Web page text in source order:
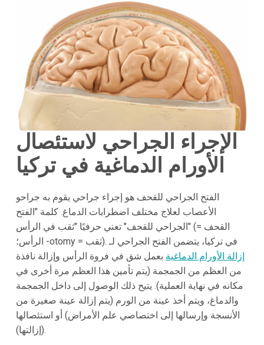
الإجراء الجراحي لاستئصال
الأورام الدماغية في تركيا
الفتح الجراحي للقحف هو إجراء جراحي يقوم به جراحو
الأعصاب لعلاج مختلف اضطرابات الدماغ. كلمة "الفتح
الجراحي للقحف" تعني حرفيًا "ثقب في الرأس" (القحف =
الرأس؛ -otomy = ثقب). في تركيا، يتضمن الفتح الجراحي لـ
إزالة الأورام الدماغية بعمل شق في فروة الرأس وإزالة نافذة
من العظم من الجمجمة (يتم تأمين هذا العظم مرة أخرى في
مكانه في نهاية العملية). يتيح ذلك الوصول إلى داخل الجمجمة
والدماغ، ويتم أخذ عينة من الورم (يتم إزالة عينة صغيرة من
الأنسجة وإرسالها إلى اختصاصي علم الأمراض) أو استئصالها
(إزالتها).